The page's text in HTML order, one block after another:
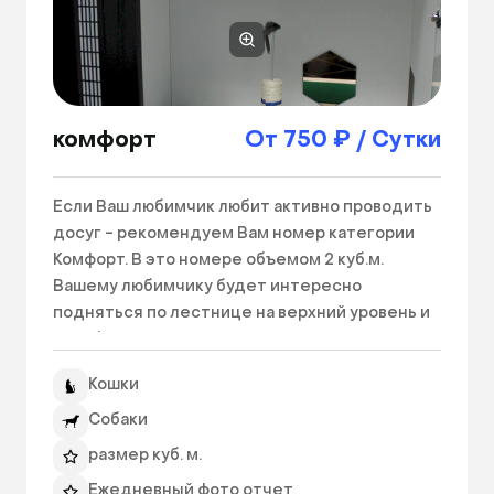
комфорт От 750 ₽ / Сутки
Если Ваш любимчик любит активно проводить
досуг - рекомендуем Вам номер категории
Комфорт. В это номере объемом 2 куб.м.
Вашему любимчику будет интересно
подняться по лестнице на верхний уровень и
уровне из одной комнаты своих апартаментов
в другую через специальный ход. В стоимость
номера данной категории уже входит
Кошки
Собаки
размер куб. м.